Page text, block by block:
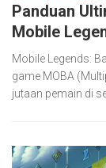
Panduan
Mobile
Mobile Legends:
game MOBA
jutaan pemain di